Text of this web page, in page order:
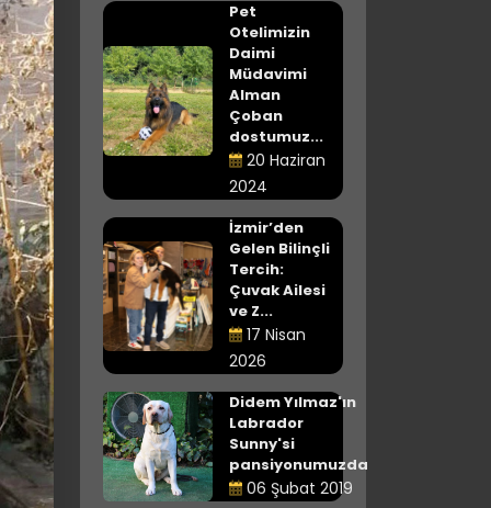
Pet
Otelimizin
Daimi
Müdavimi
Alman
Çoban
dostumuz...
20 Haziran
2024
İzmir’den
Gelen Bilinçli
Tercih:
Çuvak Ailesi
ve Z...
17 Nisan
2026
Didem Yılmaz'ın
Labrador
Sunny'si
pansiyonumuzda
06 Şubat 2019